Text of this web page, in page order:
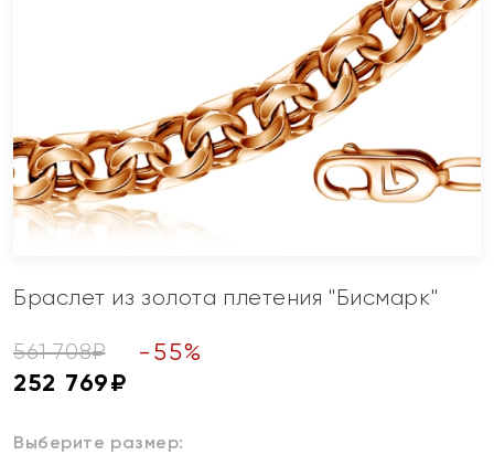
Браслет из золота плетения "Бисмарк"
561 708₽ - 55%
252 769₽
Выберите размер: